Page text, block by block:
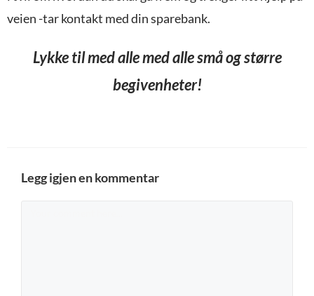
veien -tar kontakt med din sparebank.
Lykke til med alle med alle små og større
begivenheter!
Legg igjen en kommentar